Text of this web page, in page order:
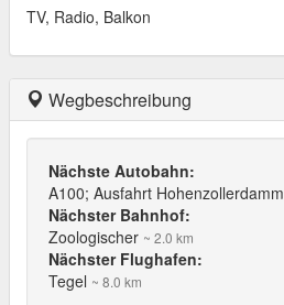
TV, Radio, Balkon
Wegbeschreibung
Nächste Autobahn:
A100; Ausfahrt Hohenzollerdamm
Nächster Bahnhof:
Zoologischer ~ 2.0 km
Nächster Flughafen:
Tegel ~ 8.0 km